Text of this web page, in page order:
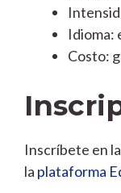
Idioma:
Costo:
Inscríbete en
la plataforma